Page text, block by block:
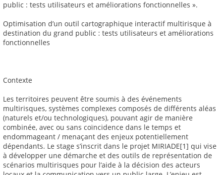
public : tests utilisateurs et améliorations fonctionnelles ».
Optimisation d’un outil cartographique interactif multirisque à
destination du grand public : tests utilisateurs et améliorations
fonctionnelles
Contexte
Les territoires peuvent être soumis à des événements
multirisques, systèmes complexes composés de différents aléas
(naturels et/ou technologiques), pouvant agir de manière
combinée, avec ou sans coïncidence dans le temps et
endommageant / menaçant des enjeux potentiellement
dépendants. Le stage s’inscrit dans le projet MIRIADE[1] qui vise
à développer une démarche et des outils de représentation de
scénarios multirisques pour l’aide à la décision des acteurs